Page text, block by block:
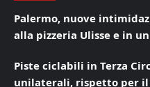
Palermo, nuove
alla pizzeria Ulisse e in
Piste ciclabili in Terza
unilaterali, rispetto per